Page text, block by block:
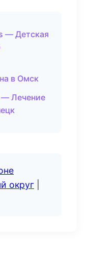
— Детская
в Омск
— Лечение
округ